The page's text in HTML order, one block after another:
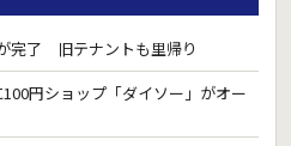
完了 旧テナントも里帰り
円ショップ「ダイソー」がオー